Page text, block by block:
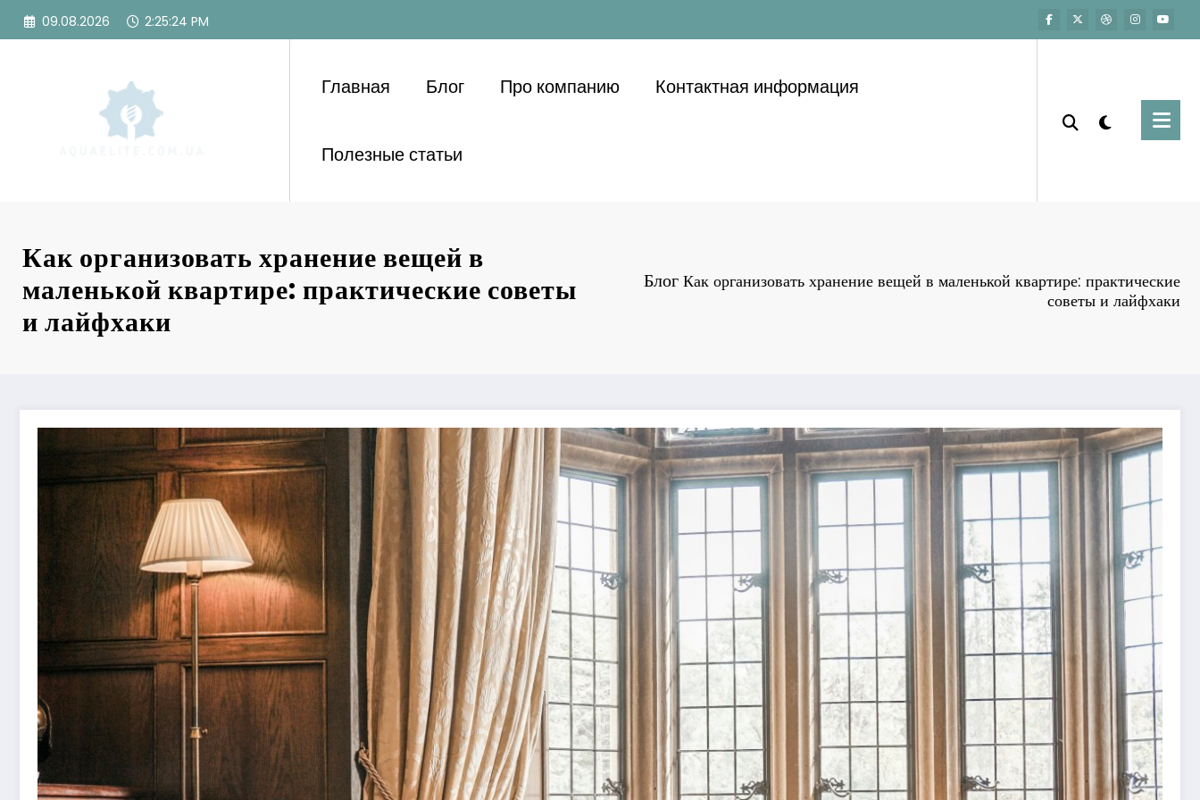
Перейти
09.08.2026 2:25:26 PM
Главная Блог Про компанию Контактная информация
Полезные статьи
Как организовать хранение вещей в
маленькой квартире: практические советы
и лайфхаки
Блог Как организовать хранение вещей в маленькой квартире: практические
советы и лайфхаки